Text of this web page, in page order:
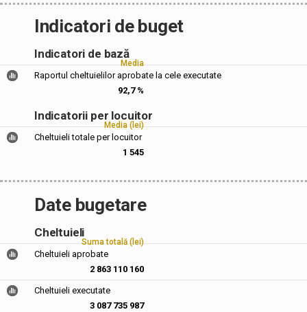
Indicatori de buget
Indicatori de bază
Media
Raportul cheltuielilor aprobate la cele executate
92,7 %
Indicatorii per locuitor
Media (lei)
Cheltuieli totale per locuitor
1 545
Date bugetare
Cheltuieli
Suma totală (lei)
Cheltuieli aprobate
2 863 110 160
Cheltuieli executate
3 087 735 987